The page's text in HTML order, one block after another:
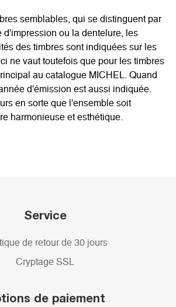
semblables, qui se distinguent par
d'impression ou la dentelure, les
des timbres sont indiquées sur les
ne vaut toutefois que pour les timbres
au catalogue MICHEL. Quand
d'émission est aussi indiquée.
en sorte que l'ensemble soit
harmonieuse et esthétique.
Service
de retour de 30 jours
Cryptage SSL
de paiement